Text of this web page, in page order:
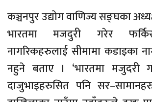
कञ्चनपुर उद्योग वाणिज्य सङ्घका
भारतमा मजदुरी गरेर
नागरिकहरुलाई सीमामा कडाइका
नहुने बताए । ‘भारतमा मजुदरी
दाजुभाइहरुसित पनि